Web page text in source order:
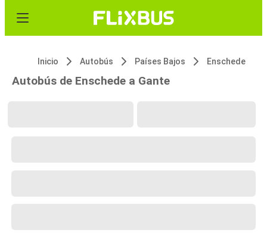
Inicio Autobús Países Bajos Enschede
Autobús de Enschede a Gante